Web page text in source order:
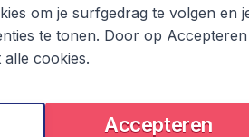
om je surfgedrag te volgen en
te tonen. Door op
cookies.
Accepteren